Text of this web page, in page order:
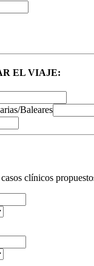
EL VIAJE:
Baleares
clínicos